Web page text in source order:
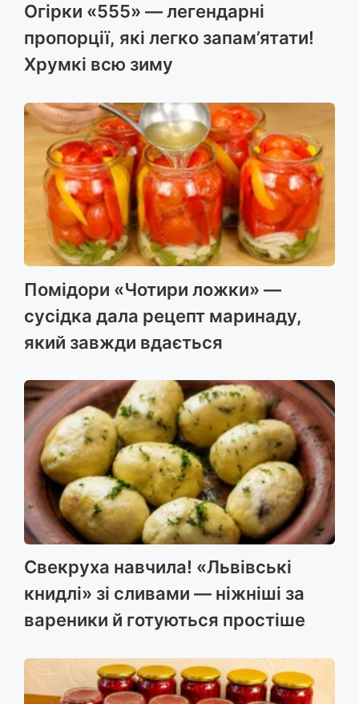
Огірки «555» — легендарні
пропорції, які легко запам’ятати!
Хрумкі всю зиму
Помідори «Чотири ложки» —
сусідка дала рецепт маринаду,
який завжди вдається
Свекруха навчила! «Львівські
книдлі» зі сливами — ніжніші за
вареники й готуються простіше